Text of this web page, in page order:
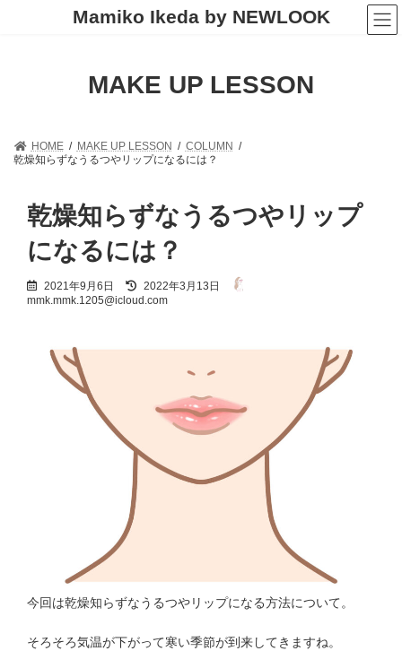
Mamiko Ikeda by NEWLOOK
MAKE UP LESSON
HOME MAKE UP LESSON
COLUMN
乾燥知らずなうるつやリップになるには？
乾燥知らずなうるつやリップ
になるには？
2021年9月6日
最
終
2022年3月13日
mmk.mmk.1205@icloud.com
今回は乾燥知らずなうるつやリップになる方法について。
そろそろ気温が下がって寒い季節が到来してきますね。